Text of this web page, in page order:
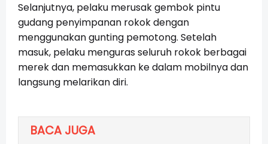
Selanjutnya, pelaku merusak gembok pintu
gudang penyimpanan rokok dengan
menggunakan gunting pemotong. Setelah
masuk, pelaku menguras seluruh rokok berbagai
merek dan memasukkan ke dalam mobilnya dan
langsung melarikan diri.
BACA JUGA